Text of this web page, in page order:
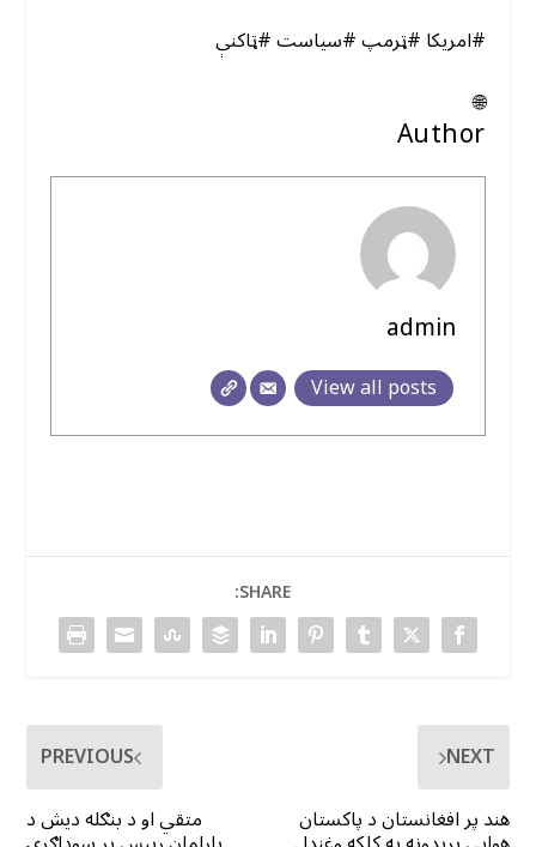
#امریکا #ټرمپ #سیاست #ټاکنې
🌐
Author
admin
View all posts
SHARE:
PREVIOUS
متقي او د بنګله دیش د
NEXT
هند پر افغانستان د پاکستان